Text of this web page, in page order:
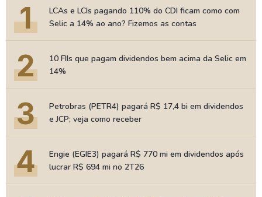
1
LCAs e LCIs pagando 110% do CDI ficam como com
Selic a 14% ao ano? Fizemos as contas
2
10 FIIs que pagam dividendos bem acima da Selic em
14%
3
Petrobras (PETR4) pagará R$ 17,4 bi em dividendos
e JCP; veja como receber
4
Engie (EGIE3) pagará R$ 770 mi em dividendos após
lucrar R$ 694 mi no 2T26